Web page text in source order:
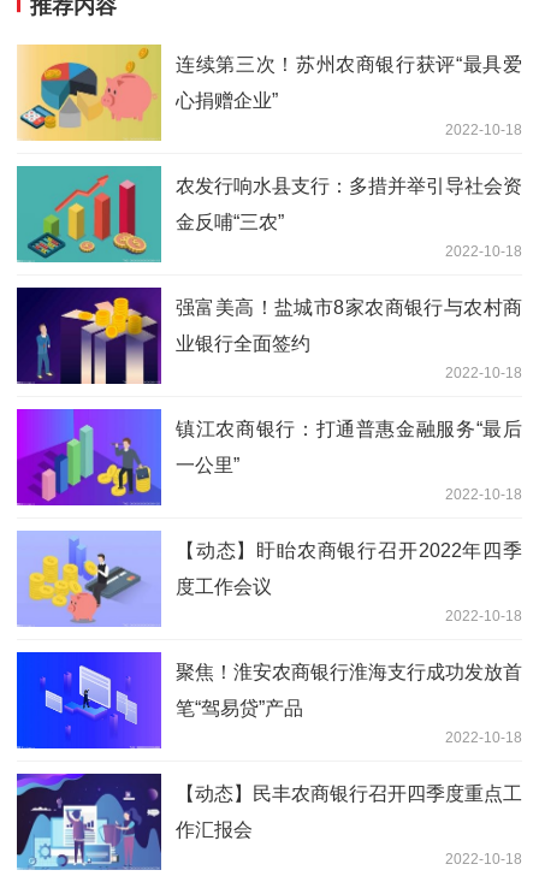
推荐内容
连续第三次！苏州农商银行获评“最具爱
心捐赠企业”
2022-10-18
农发行响水县支行：多措并举引导社会资
金反哺“三农”
2022-10-18
强富美高！盐城市8家农商银行与农村商
业银行全面签约
2022-10-18
镇江农商银行：打通普惠金融服务“最后
一公里”
2022-10-18
【动态】盱眙农商银行召开2022年四季
度工作会议
2022-10-18
聚焦！淮安农商银行淮海支行成功发放首
笔“驾易贷”产品
2022-10-18
【动态】民丰农商银行召开四季度重点工
作汇报会
2022-10-18